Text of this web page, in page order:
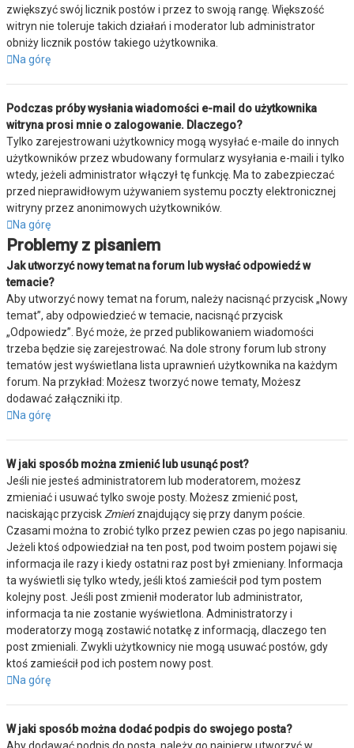
zwiększyć swój licznik postów i przez to swoją rangę. Większość
witryn nie toleruje takich działań i moderator lub administrator
obniży licznik postów takiego użytkownika.
Na górę
Podczas próby wysłania wiadomości e-mail do użytkownika
witryna prosi mnie o zalogowanie. Dlaczego?
Tylko zarejestrowani użytkownicy mogą wysyłać e-maile do innych
użytkowników przez wbudowany formularz wysyłania e-maili i tylko
wtedy, jeżeli administrator włączył tę funkcję. Ma to zabezpieczać
przed nieprawidłowym używaniem systemu poczty elektronicznej
witryny przez anonimowych użytkowników.
Na górę
Problemy z pisaniem
Jak utworzyć nowy temat na forum lub wysłać odpowiedź w
temacie?
Aby utworzyć nowy temat na forum, należy nacisnąć przycisk „Nowy
temat”, aby odpowiedzieć w temacie, nacisnąć przycisk
„Odpowiedz”. Być może, że przed publikowaniem wiadomości
trzeba będzie się zarejestrować. Na dole strony forum lub strony
tematów jest wyświetlana lista uprawnień użytkownika na każdym
forum. Na przykład: Możesz tworzyć nowe tematy, Możesz
dodawać załączniki itp.
Na górę
W jaki sposób można zmienić lub usunąć post?
Jeśli nie jesteś administratorem lub moderatorem, możesz
zmieniać i usuwać tylko swoje posty. Możesz zmienić post,
naciskając przycisk Zmieńznajdujący się przy danym poście.
Czasami można to zrobić tylko przez pewien czas po jego napisaniu.
Jeżeli ktoś odpowiedział na ten post, pod twoim postem pojawi się
informacja ile razy i kiedy ostatni raz post był zmieniany. Informacja
ta wyświetli się tylko wtedy, jeśli ktoś zamieścił pod tym postem
kolejny post. Jeśli post zmienił moderator lub administrator,
informacja ta nie zostanie wyświetlona. Administratorzy i
moderatorzy mogą zostawić notatkę z informacją, dlaczego ten
post zmieniali. Zwykli użytkownicy nie mogą usuwać postów, gdy
ktoś zamieścił pod ich postem nowy post.
Na górę
W jaki sposób można dodać podpis do swojego posta?